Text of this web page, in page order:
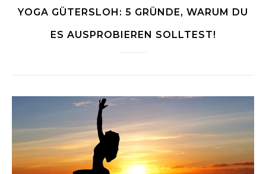
YOGA GÜTERSLOH: 5 GRÜNDE, WARUM DU
ES AUSPROBIEREN SOLLTEST!